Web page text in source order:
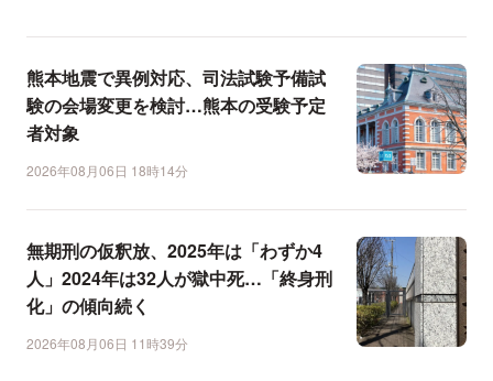
熊本地震で異例対応、司法試験予備試
験の会場変更を検討…熊本の受験予定
者対象
2026年08月06日 18時14分
無期刑の仮釈放、2025年は「わずか4
人」2024年は32人が獄中死…「終身刑
化」の傾向続く
2026年08月06日 11時39分